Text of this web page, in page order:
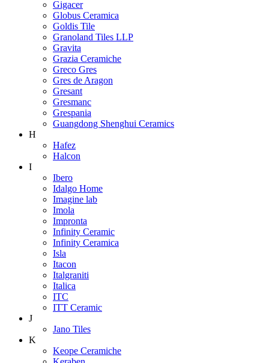
Gigacer
Globus Ceramica
Goldis Tile
Granoland Tiles LLP
Gravita
Grazia Ceramiche
Greco Gres
Gres de Aragon
Gresant
Gresmanc
Grespania
Guangdong Shenghui Ceramics
H
Hafez
Halcon
I
Ibero
Idalgo Home
Imagine lab
Imola
Impronta
Infinity Ceramic
Infinity Ceramica
Isla
Itacon
Italgraniti
Italica
ITC
ITT Ceramic
J
Jano Tiles
K
Keope Ceramiche